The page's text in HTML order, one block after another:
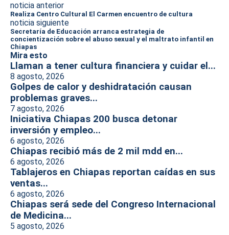
noticia anterior
Realiza Centro Cultural El Carmen encuentro de cultura
noticia siguiente
Secretaría de Educación arranca estrategia de
concientización sobre el abuso sexual y el maltrato infantil en
Chiapas
Mira esto
Llaman a tener cultura financiera y cuidar el...
8 agosto, 2026
Golpes de calor y deshidratación causan
problemas graves...
7 agosto, 2026
Iniciativa Chiapas 200 busca detonar
inversión y empleo...
6 agosto, 2026
Chiapas recibió más de 2 mil mdd en...
6 agosto, 2026
Tablajeros en Chiapas reportan caídas en sus
ventas...
6 agosto, 2026
Chiapas será sede del Congreso Internacional
de Medicina...
5 agosto, 2026